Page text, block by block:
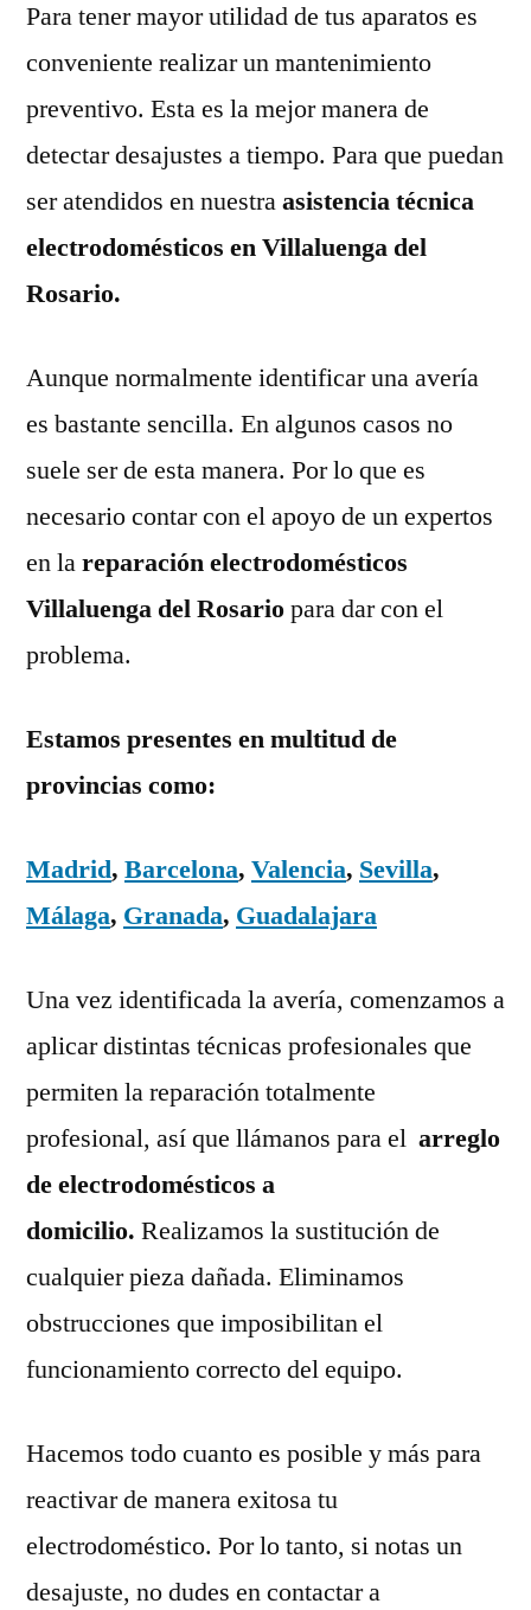
Para tener mayor utilidad de tus aparatos es
conveniente realizar un mantenimiento
preventivo. Esta es la mejor manera de
detectar desajustes a tiempo. Para que puedan
ser atendidos en nuestraasistencia técnica
electrodomésticos en Villaluenga del
Rosario.
Aunque normalmente identificar una avería
es bastante sencilla. En algunos casos no
suele ser de esta manera. Por lo que es
necesario contar con el apoyo de un expertos
en lareparación electrodomésticos
Villaluenga del Rosariopara dar con el
problema.
Estamos presentes en multitud de
provincias como:
Madrid, Barcelona, Valencia, Sevilla,
Málaga, Granada, Guadalajara
Una vez identificada la avería, comenzamos a
aplicar distintas técnicas profesionales que
permiten la reparación totalmente
profesional, así que llámanos para el arreglo
de electrodomésticos a
domicilio. Realizamos la sustitución de
cualquier pieza dañada. Eliminamos
obstrucciones que imposibilitan el
funcionamiento correcto del equipo.
Hacemos todo cuanto es posible y más para
reactivar de manera exitosa tu
electrodoméstico. Por lo tanto, si notas un
desajuste, no dudes en contactar a